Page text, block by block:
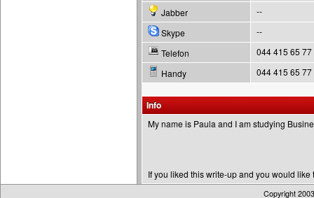
Jabber
--
Skype
--
Telefon
044 415 65 77
Handy
044 415 65 77
Info
My name is Paula and I am studying
If you liked this write-up and you would
Copyright